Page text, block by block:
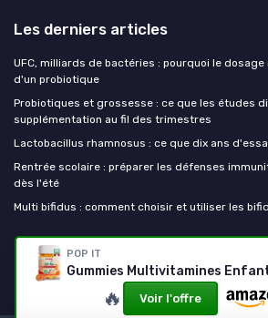
POP IT
🔥 Voir l'offre
Les derniers articles
UFC, milliards de bactéries : pourquoi le
d'un probiotique
Probiotiques et grossesse : ce que les études
supplémentation au fil des trimestres
Lactobacillus rhamnosus : ce que dix ans
Rentrée scolaire : préparer les défenses
dès l'été
Multi bifidus : comment choisir et utiliser les
Mes probiotiques